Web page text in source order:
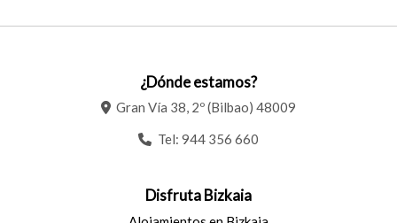
¿Dónde estamos?
Gran Vía 38, 2º (Bilbao) 48009
Tel: 944 356 660
Disfruta Bizkaia